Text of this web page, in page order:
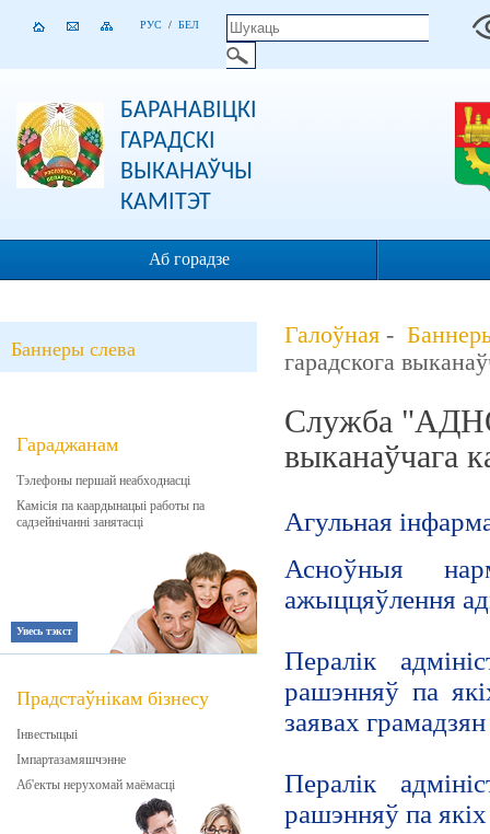
РУС / БЕЛ
БАРАНАВІЦКІ
ГАРАДСКІ
ВЫКАНАЎЧЫ
КАМІТЭТ
Аб горадзе
Баннеры слева
Гараджанам
Тэлефоны першай неабходнасці
Камісія па каардынацыі работы па
садзейнічанні занятасці
Увесь тэкст
Прадстаўнікам бізнесу
Інвестыцыі
Імпартазамяшчэнне
Аб'екты нерухомай маёмасці
Галоўная -
гарадскога
Служба "АДНО
выканаўчага
Агульная
Асноўныя
ажыццяўлення
Пералік
рашэнняў па
заявах грамадзян
Пералік
рашэнняў па